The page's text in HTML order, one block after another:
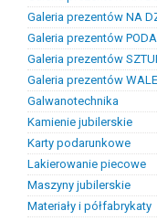
Galeria prezentów NA
Galeria prezentów
Galeria prezentów
Galeria prezentów
Galwanotechnika
kąpiele
osprzęt
Kamienie jubilerskie
Bursztyn
Kamienie jubilersko-
Kamienie syntetyczne
Kamienie szlachetne
Karty podarunkowe
Lakierowanie piecowe
Maszyny jubilerskie
diamenciarki, tokarki
inne
linia odlewnicza
maszyny do bursztynu
myjki ultradżwiękowe
polerowanie,
silniki jubilerskie
walcarki, prasy itp
Materiały i półfabrykaty